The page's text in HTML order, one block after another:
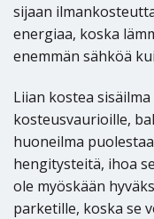
sijaan
energiaa, koska
enemmän sähköä
Liian kostea
kosteusvaurioille,
huoneilma
hengitysteitä, ihoa
ole myöskään
parketille, koska se